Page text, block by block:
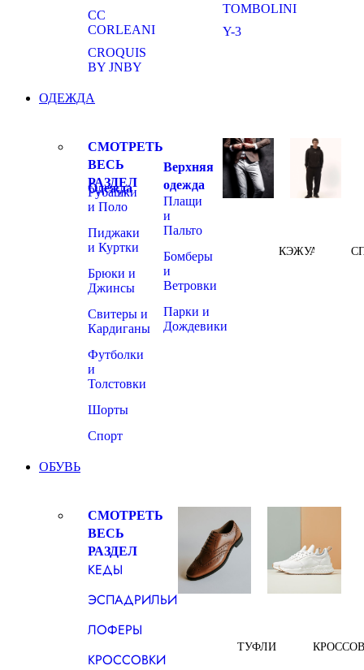
CC
CORLEANI
CROQUIS
BY JNBY
TOMBOLINI
Y-3
ОДЕЖДА
СМОТРЕТЬ
ВЕСЬ
РАЗДЕЛ
Одежда
Рубашки
и Поло
Пиджаки
и Куртки
Брюки и
Джинсы
Свитеры и
Кардиганы
Футболки
и
Толстовки
Шорты
Спорт
Верхняя
одежда
Плащи
и
Пальто
Бомберы
и
Ветровки
Парки и
Дождевики
КЭЖУАЛ
ОБУВЬ
СМОТРЕТЬ
ВЕСЬ
РАЗДЕЛ
КЕДЫ
ЭСПАДРИЛЬИ
ЛОФЕРЫ
КРОССОВКИ
ТУФЛИ